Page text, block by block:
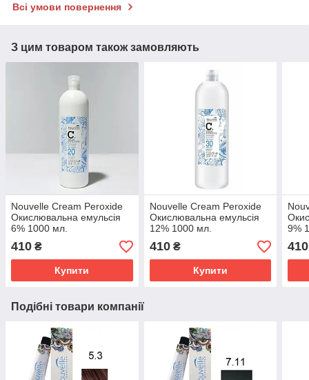
Всі умови повернення
З цим товаром також замовляють
Nouvelle Cream Peroxide
Окислювальна емульсія
6% 1000 мл.
410 ₴
Купити
Nouvelle Cream Peroxide
Окислювальна емульсія
12% 1000 мл.
410₴
Купити
9%
410
Подібні товари компанії